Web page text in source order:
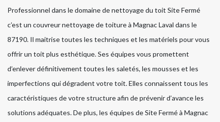
Professionnel dans le domaine de nettoyage du toit Site Fermé
c’est un couvreur nettoyage de toiture à Magnac Laval dans le
87190. Il maitrise toutes les techniques et les matériels pour vous
offrir un toit plus esthétique. Ses équipes vous promettent
d’enlever définitivement toutes les saletés, les mousses et les
imperfections qui dégradent votre toit. Elles connaissent tous les
caractéristiques de votre structure afin de prévenir d’avance les
solutions adéquates. De plus, les équipes de Site Fermé à Magnac